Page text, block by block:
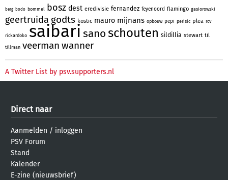
berg bodo bommel bosz dest eredivisie fernandez feyenoord flamingo gasiorowski
geertruida godts kostic mauro mijnans opbouw pepi perisic plea rcv
rickardoko saibari sanoschouten sildillia stewart til
tillman veerman wanner
A Twitter List by psv.supporters.nl
Direct naar
Aanmelden / inloggen
PSV Forum
Stand
Kalender
E-zine (nieuwsbrief)